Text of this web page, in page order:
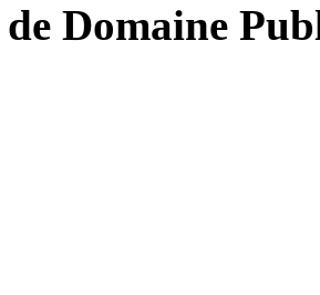
Domaine